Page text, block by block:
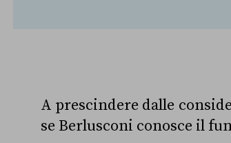
A prescindere dalle
se Berlusconi conosce il